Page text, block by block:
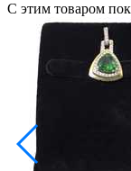
С этим товаром